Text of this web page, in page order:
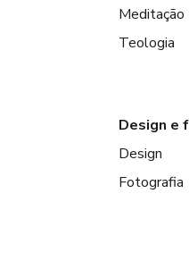
Meditação
Teologia
Design e
Design
Fotografia